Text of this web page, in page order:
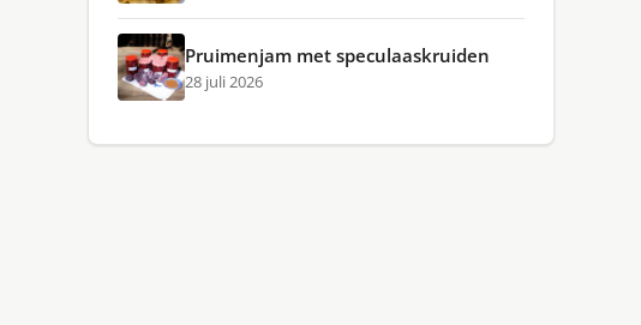
Pruimenjam met speculaaskruiden
28 juli 2026